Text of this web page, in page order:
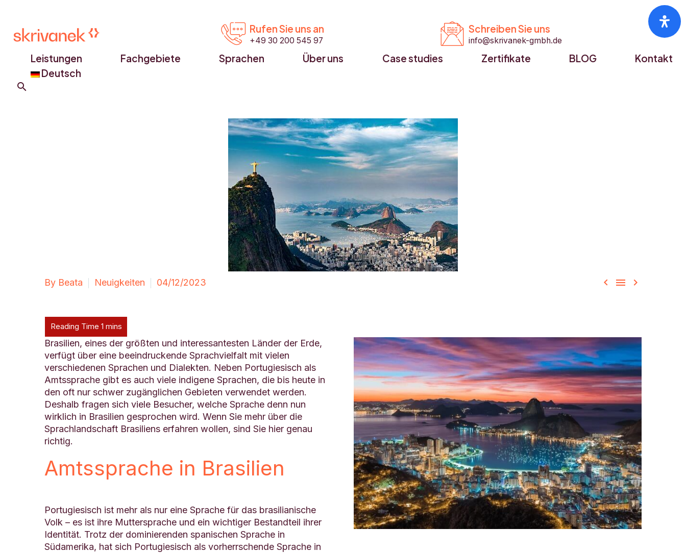

 Rufen Sie uns an
+49 30 200 545 97 
 Schreiben Sie uns
info@skrivanek-gmbh.de
Leistungen Fachgebiete Sprachen Über uns Case studies Zertifikate BLOG
Kontakt
Deutsch
  
By Beata Neuigkeiten 04/12/2023
Brasilien, eines der größten und interessantesten Länder der Erde,
verfügt über eine beeindruckende Sprachvielfalt mit vielen
verschiedenen Sprachen und Dialekten. Neben Portugiesisch als
Amtssprache gibt es auch viele indigene Sprachen, die bis heute in
den oft nur schwer zugänglichen Gebieten verwendet werden.
Deshalb fragen sich viele Besucher, welche Sprache denn nun
wirklich in Brasilien gesprochen wird. Wenn Sie mehr über die
Sprachlandschaft Brasiliens erfahren wollen, sind Sie hier genau
richtig.
Amtssprache in Brasilien
Portugiesisch ist mehr als nur eine Sprache für das brasilianische
Volk – es ist ihre Muttersprache und ein wichtiger Bestandteil ihrer
Identität. Trotz der dominierenden spanischen Sprache in
Südamerika, hat sich Portugiesisch als vorherrschende Sprache in